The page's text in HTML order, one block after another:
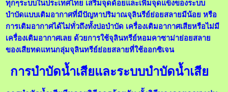
ทุกๆระบบในประเทศไทย เสริมจุดด้อยและเพิ่มจุดแข็งของระบบ
บำบัดแบบเติมอากาศที่มีปัญหาปริมาณจุลินรีย์ย่อยสลายมีน้อย หรือ
การเติมอากาศได้ไม่ทั่วถึงทั้งบ่อบำบัด เครื่องเติมอากาศเสียหรือไม่มี
เครื่องเติมอากาศเลย ด้วยการใช้จุลินทรีย์หอมคาซาม่าย่อยสลาย
ของเสียทดแทนกลุ่มจุลินทรีย์ย่อยสลายที่ใช้ออกซิเจน
การบำบัดน้ำเสียและระบบบำบัดน้ำเสีย